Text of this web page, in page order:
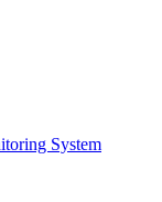
System